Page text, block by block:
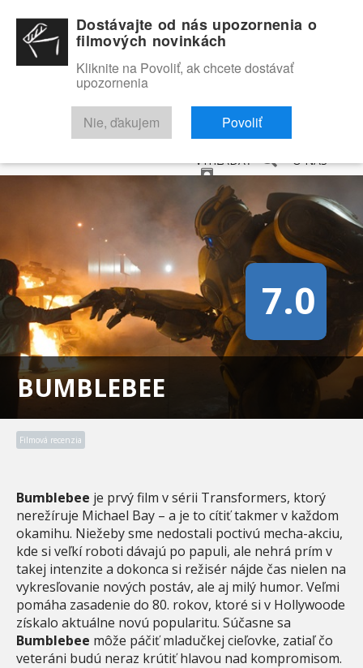
RECENZIE TRAILERY FILMOVÁ DATABÁZA
VYHĽADAŤ O NÁS
BUMBLEBEE
7.0
Filmová recenzia
Bumblebee je prvý film v sérii Transformers, ktorý
nerežíruje Michael Bay – a je to cítiť takmer v každom
okamihu. Niežeby sme nedostali poctivú mecha-akciu,
kde si veľkí roboti dávajú po papuli, ale nehrá prím v
takej intenzite a dokonca si režisér nájde čas nielen na
vykresľovanie nových postáv, ale aj milý humor. Veľmi
pomáha zasadenie do 80. rokov, ktoré si v Hollywoode
získalo aktuálne novú popularitu. Súčasne sa
Bumblebee môže páčiť mladučkej cieľovke, zatiaľ čo
veteráni budú neraz krútiť hlavou nad kompromisom.
Dostávajte od nás upozornenia o
filmových novinkách
Kliknite na Povoliť, ak chcete dostávať
upozornenia
Nie, ďakujem Povoliť